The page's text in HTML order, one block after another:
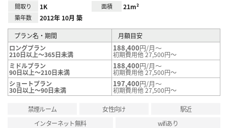
間取り 1K 面積 21m²
築年数 2012年 10月 築
プラン名・期間
月額目安
ロングプラン
210日以上～365日未満
188,400円/月～
初期費用他 27,500円～
ミドルプラン
90日以上～210日未満
188,400円/月～
初期費用他 27,500円～
ショートプラン
30日以上～90日未満
197,400円/月～
初期費用他 27,500円～
禁煙ルーム 女性向け
駅近
インターネット無料
wifiあり